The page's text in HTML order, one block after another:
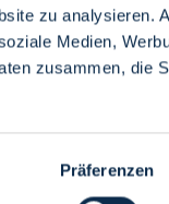
zu analysieren.
Medien,
zusammen, die
Präferenzen